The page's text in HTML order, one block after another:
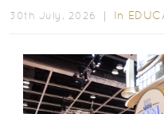
30th July, 2026 ｜ In